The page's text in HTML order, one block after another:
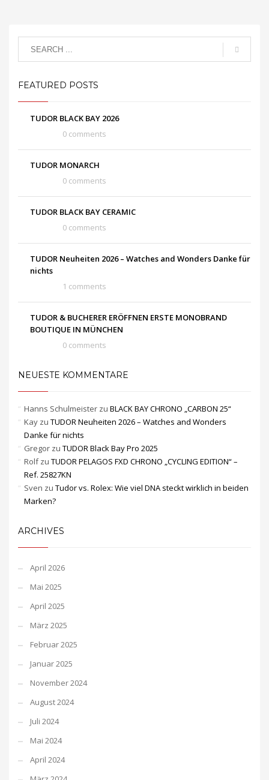
FEATURED POSTS
TUDOR BLACK BAY 2026
0 comments
TUDOR MONARCH
0 comments
TUDOR BLACK BAY CERAMIC
0 comments
TUDOR Neuheiten 2026 – Watches and Wonders Danke für
nichts
1 comments
TUDOR & BUCHERER ERÖFFNEN ERSTE MONOBRAND
BOUTIQUE IN MÜNCHEN
0 comments
NEUESTE KOMMENTARE
Hanns Schulmeister zu BLACK BAY CHRONO „CARBON 25“
Kay zu TUDOR Neuheiten 2026 – Watches and Wonders
Danke für nichts
Gregor zu TUDOR Black Bay Pro 2025
Rolfzu TUDOR PELAGOS FXD CHRONO „CYCLING EDITION“ –
Ref. 25827KN
Sven zu Tudor vs. Rolex: Wie viel DNA steckt wirklich in beiden
Marken?
ARCHIVES
April 2026
Mai 2025
April 2025
März 2025
Februar 2025
Januar 2025
November 2024
August 2024
Juli 2024
Mai 2024
April 2024